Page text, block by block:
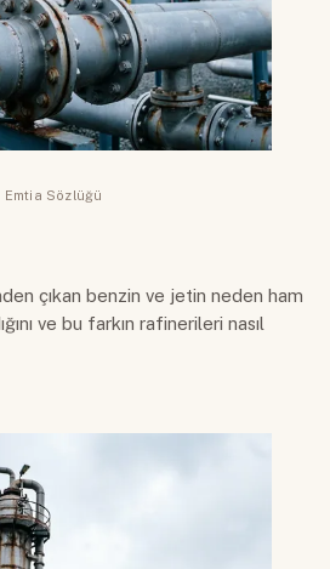
Emtia Sözlüğü
çıkan benzin ve jetin neden ham
ve bu farkın rafinerileri nasıl